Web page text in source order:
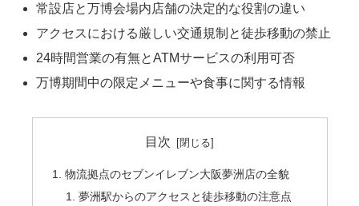
常設店と万博会場内店舗の決定的な役割の違い
アクセスにおける厳しい交通規制と徒歩移動の禁止
24時間営業の有無とATMサービスの利用可否
万博期間中の限定メニューや食事に関する情報
目次
物流拠点のセブンイレブン大阪夢洲店の全貌
夢洲駅からのアクセスと徒歩移動の注意点